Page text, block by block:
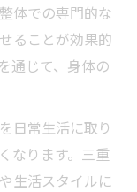
体での専門的な
ることが効果的
通じて、身体の
日常生活に取り
なります。三重
生活スタイルに